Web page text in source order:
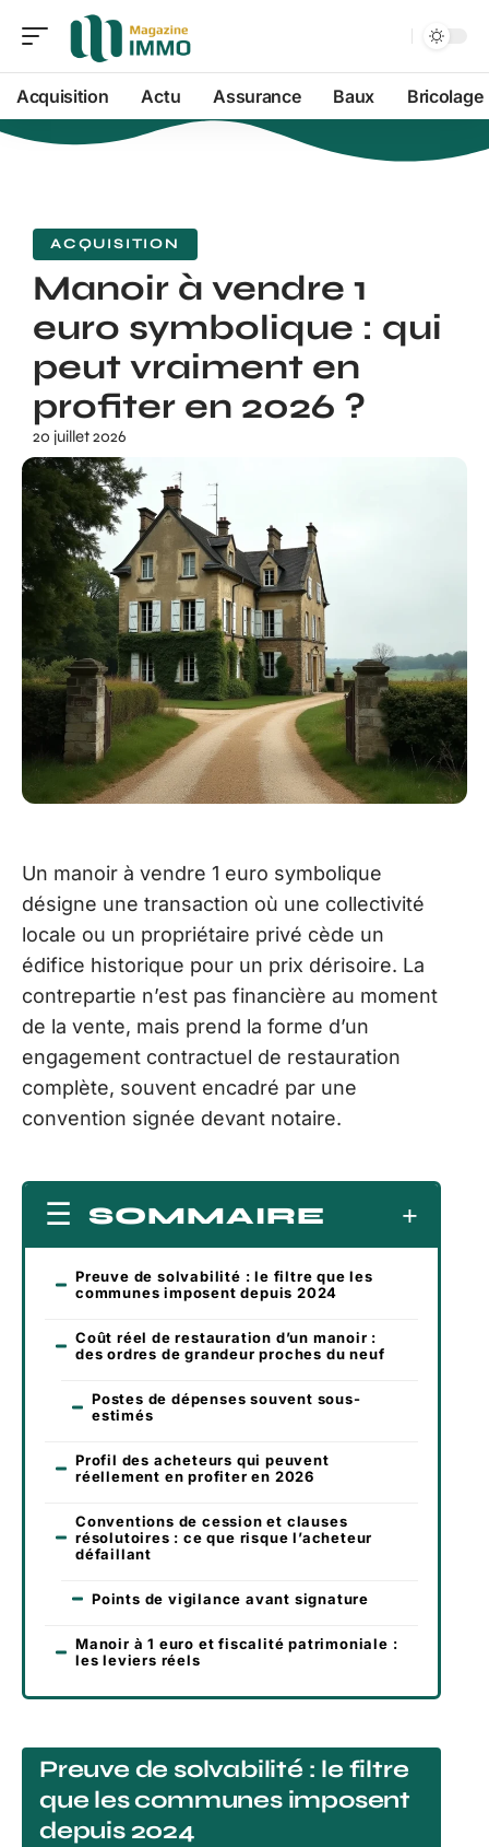
Acquisition Actu Assurance Baux Bricolage
ACQUISITION
Manoir à vendre 1
euro symbolique : qui
peut vraiment en
profiter en 2026 ?
20 juillet 2026
Un manoir à vendre 1 euro symbolique
désigne une transaction où une collectivité
locale ou un propriétaire privé cède un
édifice historique pour un prix dérisoire. La
contrepartie n’est pas financière au moment
de la vente, mais prend la forme d’un
engagement contractuel de restauration
complète, souvent encadré par une
convention signée devant notaire.
SOMMAIRE
Preuve de solvabilité : le filtre que les
communes imposent depuis 2024
Coût réel de restauration d’un manoir :
des ordres de grandeur proches du neuf
Postes de dépenses souvent sous-
estimés
Profil des acheteurs qui peuvent
réellement en profiter en 2026
Conventions de cession et clauses
résolutoires : ce que risque l’acheteur
défaillant
Points de vigilance avant signature
Manoir à 1 euro et fiscalité patrimoniale :
les leviers réels
Preuve de solvabilité : le filtre
que les communes imposent
depuis 2024